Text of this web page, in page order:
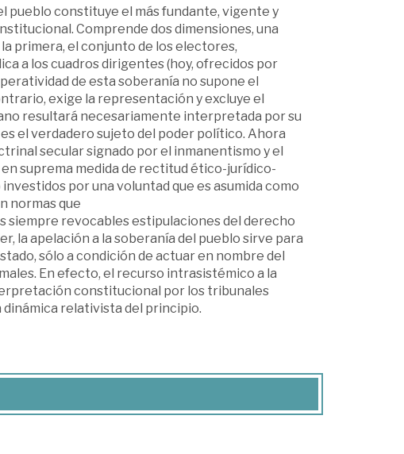
pueblo constituye el más fundante, vigente y
Comprende dos dimensiones, una
primera, el conjunto de los electores,
a los cuadros dirigentes (hoy, ofrecidos por
de esta soberanía no supone el
exige la representación y excluye el
resultará necesariamente interpretada por su
el verdadero sujeto del poder político. Ahora
secular signado por el inmanentismo y el
suprema medida de rectitud ético-jurídico-
por una voluntad que es asumida como
normas que
siempre revocables estipulaciones del derecho
la apelación a la soberanía del pueblo sirve para
sólo a condición de actuar en nombre del
En efecto, el recurso intrasistémico a la
constitucional por los tribunales
relativista del principio.